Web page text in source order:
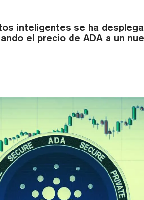
inteligentes se ha
el precio de ADA a un